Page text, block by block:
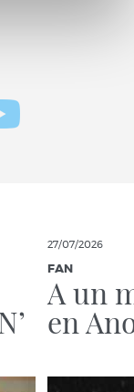
27/07/2026
FAN
A un
en